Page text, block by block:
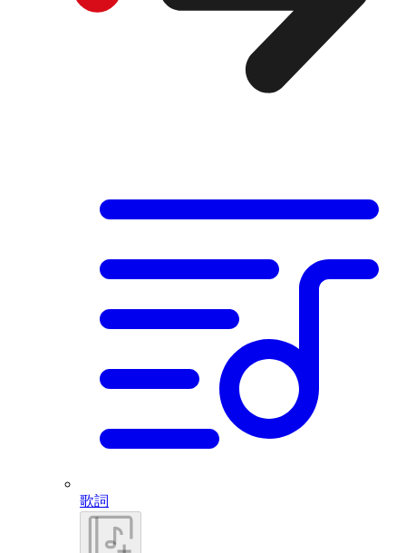
歌詞